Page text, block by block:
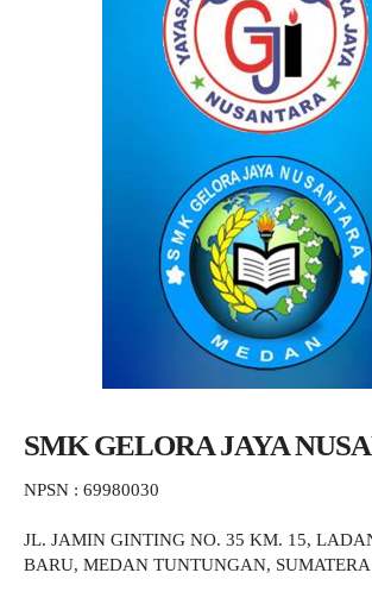
SMK GELORA JAYA
NPSN : 69980030
JL. JAMIN GINTING NO. 35 KM. 15,
BARU, MEDAN TUNTUNGAN,